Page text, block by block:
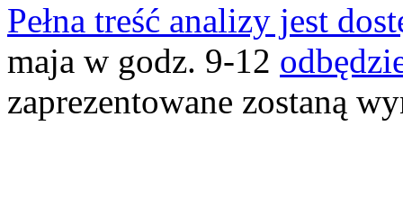
Pełna treść analizy jest
maja w godz. 9-12
zaprezentowane zostaną